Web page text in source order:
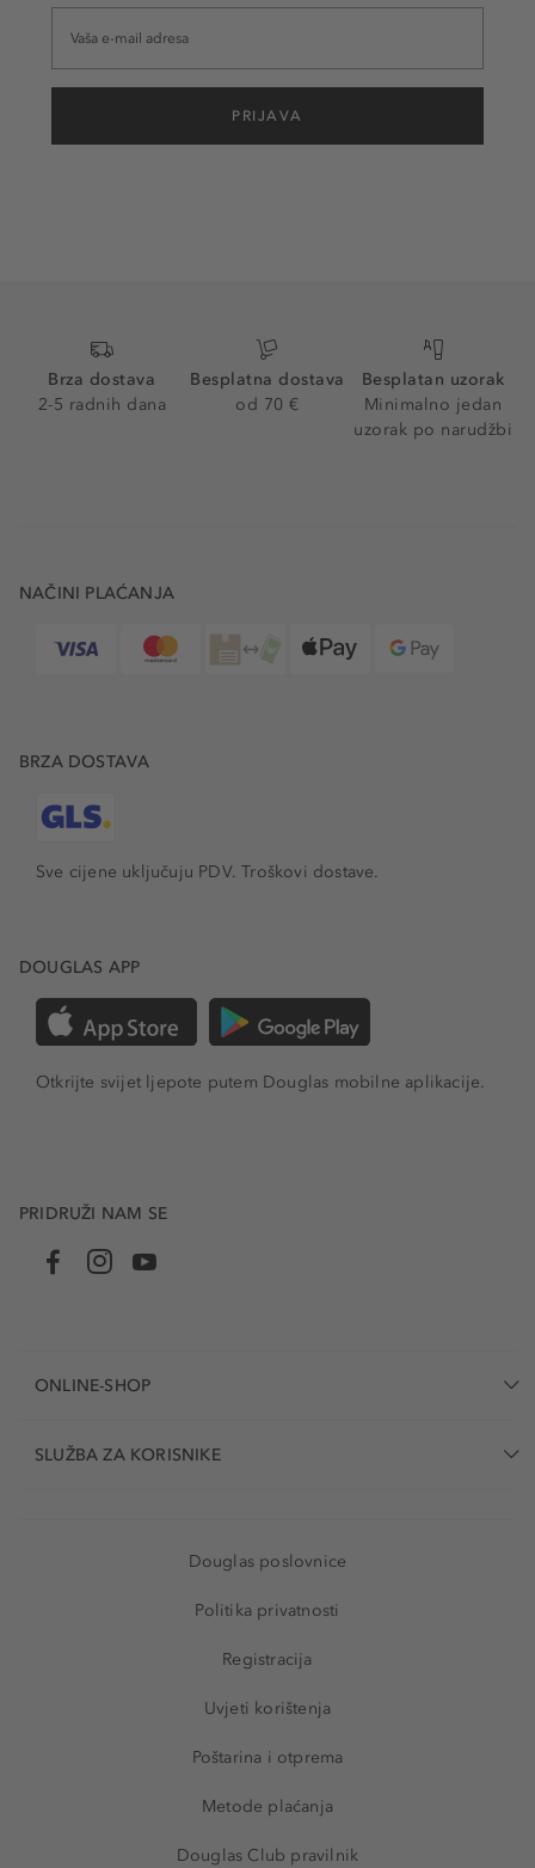
PRIJAVA
Brza dostava
2-5 radnih dana
Besplatna dostava
od 70 €
Besplatan uzorak
Minimalno jedan
uzorak po narudžbi
NAČINI PLAĆANJA
BRZA DOSTAVA
Sve cijene uključuju PDV.Troškovi dostave.
DOUGLAS APP
Otkrijte svijet ljepote putem Douglas mobilne aplikacije.
PRIDRUŽI NAM SE
ONLINE-SHOP
SLUŽBA ZA KORISNIKE
Douglas poslovnice
Politika privatnosti
Registracija
Uvjeti korištenja
Poštarina i otprema
Metode plaćanja
Douglas Club pravilnik